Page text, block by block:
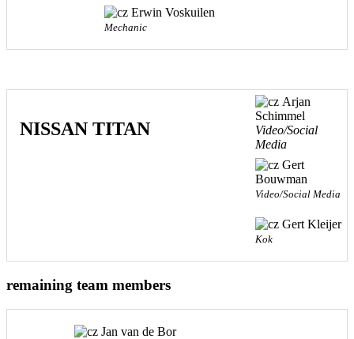
Erwin Voskuilen
Mechanic
NISSAN TITAN
Arjan
Schimmel
Video/Social
Media
Gert
Bouwman
Video/Social Media
Gert Kleijer
Kok
remaining team members
Jan van de Bor